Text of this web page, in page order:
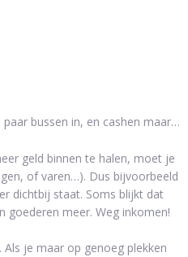
bussen in, en cashen maar…
geld binnen te halen, moet je
of varen…). Dus bijvoorbeeld
dichtbij staat. Soms blijkt dat
goederen meer. Weg inkomen!
je maar op genoeg plekken